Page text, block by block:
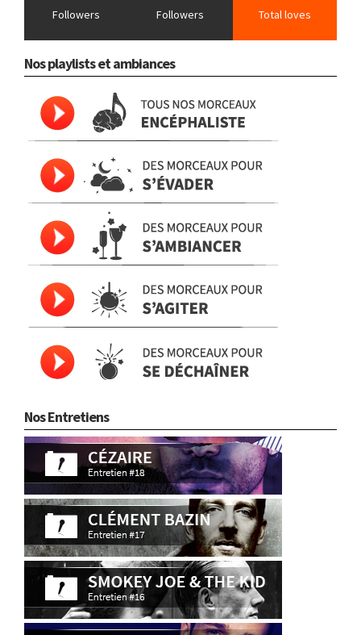
Followers
Followers
Total loves
Nos playlists et ambiances
Nos Entretiens